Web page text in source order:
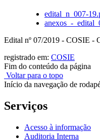
edital_n_007-
anexos_-
Edital nº 07/2019 - COSIE -
registrado em: COSIE
Fim do conteúdo da página
Voltar para o topo
Início da navegação de
Serviços
Acesso à informação
Auditoria Interna